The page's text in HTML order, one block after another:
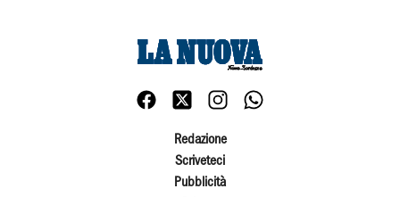
Redazione
Scriveteci
Pubblicità